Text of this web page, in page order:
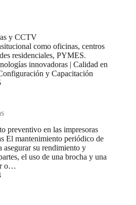
y CCTV
como oficinas, centros
residenciales, PYMES.
innovadoras | Calidad en
y Capacitación
preventivo en las impresoras
El mantenimiento periódico de
asegurar su rendimiento y
el uso de una brocha y una
o…